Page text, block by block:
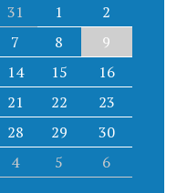
31 1
2
7 8
9
14 15
16
21 22
23
28 29
30
4 5 6